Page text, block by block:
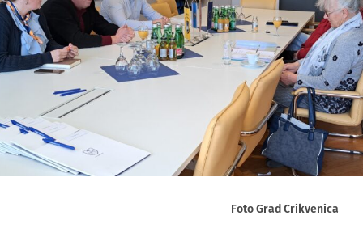
Foto Grad Crikvenica